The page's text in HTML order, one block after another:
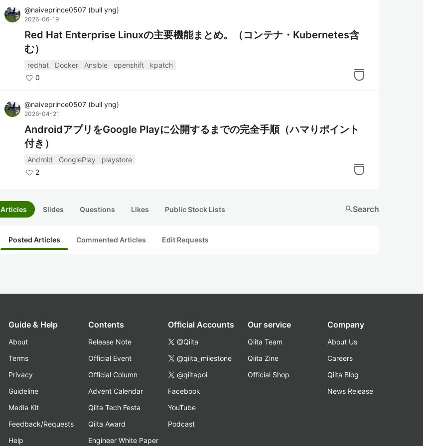
@naiveprince0507 (bull yng)
2026-06-19
Red Hat Enterprise Linuxの主要機能まとめ。（コンテナ・Kubernetes含
む）
redhat Docker Ansible openshift
kpatch
0
@naiveprince0507 (bull yng)
2026-04-21
AndroidアプリをGoogle Playに公開するまでの完全手順（ハマりポイント
付き）
Android GooglePlay
playstore
2
Articles Slides Questions Likes Public Stock Lists searchSearch
Posted Articles Commented Articles Edit Requests
Guide & Help
About
Terms
Privacy
Guideline
Media Kit
Feedback/Requests
Help
Contents
Release Note
Official Event
Official Column
Advent Calendar
Qiita Tech Festa
Qiita Award
Engineer White Paper
Official Accounts
@Qiita
@qiita_milestone
@qiitapoi
Facebook
YouTube
Podcast
Our service
Qiita Team
Qiita Zine
Official Shop
Company
About Us
Careers
Qiita Blog
News Release